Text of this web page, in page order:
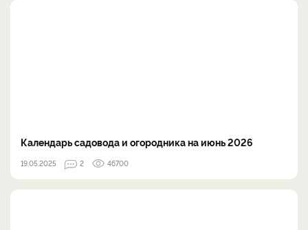
Календарь садовода и огородника на июнь 2026
19.05.2025 2 46700